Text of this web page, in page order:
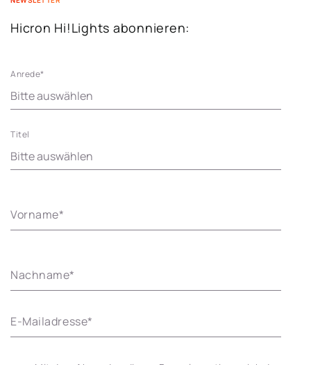
Hicron Hi!Lights abonnieren:
Anrede*
Titel
Vorname*
Nachname*
E-Mailadresse*